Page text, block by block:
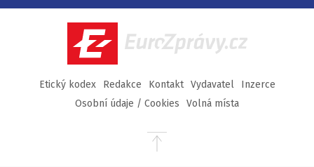
Facebook
TwitterInstagram
YouTube
EuroZprávy.cz
Etický kodex Redakce Kontakt Vydavatel
Inzerce
Osobní údaje / Cookies
Volná místa
Přejít